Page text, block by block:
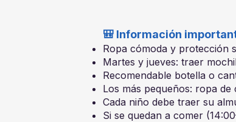
🎒 Información
Ropa cómoda y protección
Martes y jueves: traer
Recomendable botella o
Los más pequeños: ropa de
Cada niño debe traer su
Si se quedan a comer